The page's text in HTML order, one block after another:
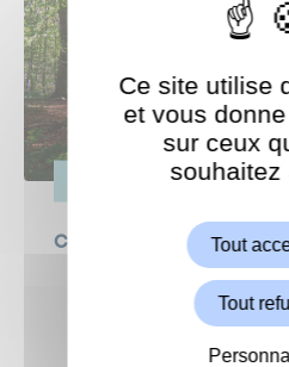
VIE PRATIQUE
Canicule : protégeons
ShareThis est
Ce site utilise
et vous
sur ceux
souhaitez
Tout
Tout